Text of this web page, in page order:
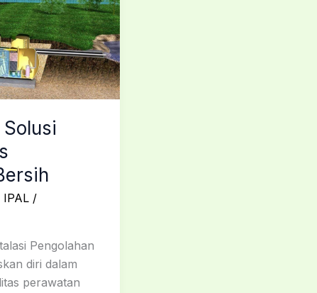
/
Pengolahan
diri dalam
perawatan